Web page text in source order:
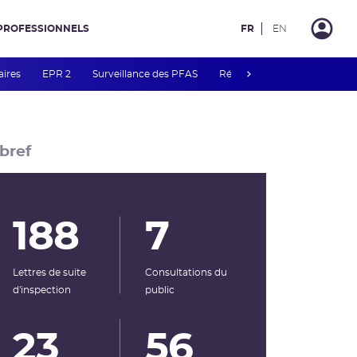
EPR 2 Surveillance des PFAS Réacteur EPR de
FR EN
188
Lettres de suite
d'inspection
7
Consultations du
public
23 56